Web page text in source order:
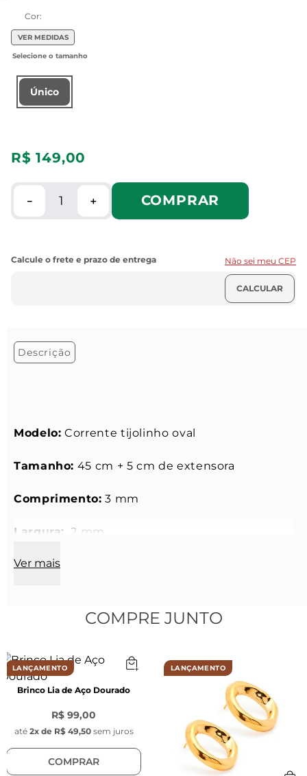
Cor:
VER MEDIDAS
Único
R$ 149,00
＋
－ COMPRAR
Não sei meu CEP
Descrição
Modelo: Corrente tijolinho oval
Tamanho: 45 cm + 5 cm de extensora
Comprimento: 3 mm
Largura:
  2 mm
Espessura:
Material: Liga metálica banhada a ouro 18k
Berloques (3 un):
Ver mais
COMPRE JUNTO
LANÇAMENTO
Brinco Lia de Aço Dourado
R$ 99,00
até 2x de R$ 49,50 sem juros
COMPRAR
LANÇAMENTO